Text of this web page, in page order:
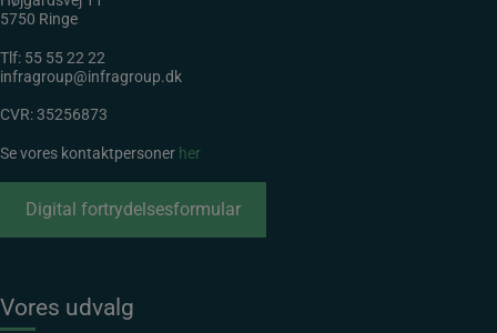
5750 Ringe
Tlf: 55 55 22 22
infragroup@infragroup.dk
CVR: 35256873
Se vores kontaktpersoner her
Digital fortrydelsesformular
Vores udvalg